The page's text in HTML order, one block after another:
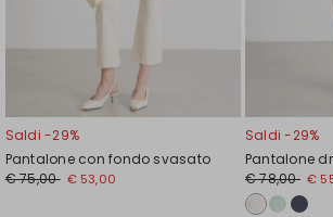
Saldi -29%
Pantalone con fondo svasato
€ 75,00 € 53,00
Saldi -29%
Pantalone
€ 78,00 €